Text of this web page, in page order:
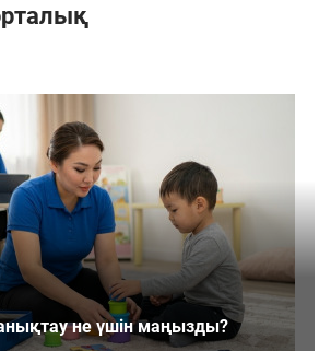
не үшін маңызды?